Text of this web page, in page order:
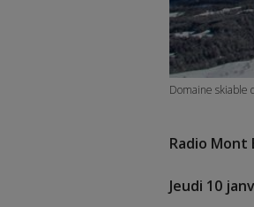
Domaine skiable
Radio Mont
Jeudi 10